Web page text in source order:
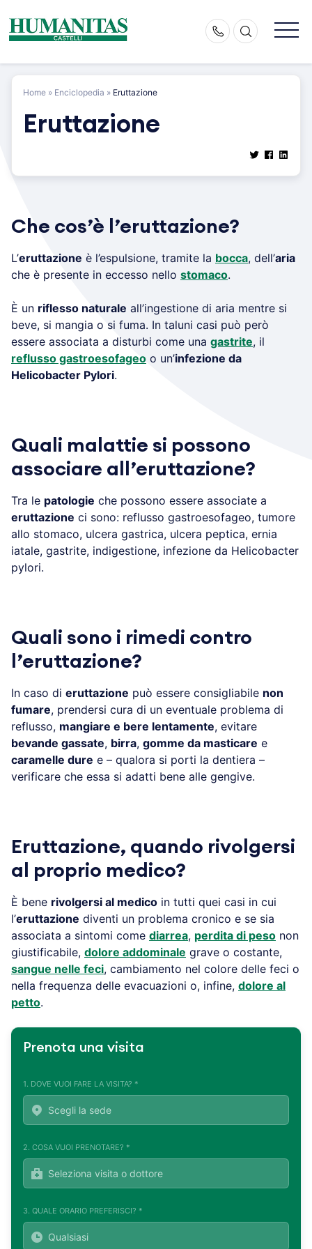
content
Home » Enciclopedia » Eruttazione
Eruttazione
Che cos’è l’eruttazione?
L’eruttazione è l’espulsione, tramite la bocca, dell’aria
che è presente in eccesso nello stomaco.
È un riflesso naturale all’ingestione di aria mentre si
beve, si mangia o si fuma. In taluni casi può però
essere associata a disturbi come una gastrite, il
reflusso gastroesofageo o un’infezione da
Helicobacter Pylori.
Quali malattie si possono
associare all’eruttazione?
Tra le patologie che possono essere associate a
eruttazione ci sono: reflusso gastroesofageo, tumore
allo stomaco, ulcera gastrica, ulcera peptica, ernia
iatale, gastrite, indigestione, infezione da Helicobacter
pylori.
Quali sono i rimedi contro
l’eruttazione?
In caso di eruttazione può essere consigliabile non
fumare, prendersi cura di un eventuale problema di
reflusso, mangiare e bere lentamente, evitare
bevande gassate, birra, gomme da masticare e
caramelle dure e – qualora si porti la dentiera –
verificare che essa si adatti bene alle gengive.
Eruttazione, quando rivolgersi
al proprio medico?
È bene rivolgersi al medico in tutti quei casi in cui
l’eruttazione diventi un problema cronico e se sia
associata a sintomi come diarrea, perdita di peso non
giustificabile, dolore addominale grave o costante,
sangue nelle feci, cambiamento nel colore delle feci o
nella frequenza delle evacuazioni o, infine, dolore al
petto.
Prenota una visita
1. DOVE VUOI FARE LA VISITA? *
2. COSA VUOI PRENOTARE? *
3. QUALE ORARIO PREFERISCI? *